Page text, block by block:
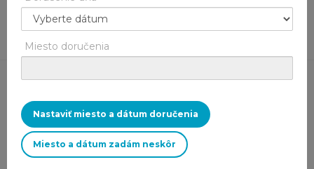
Miesto doručenia
Nastaviť miesto a dátum doručenia
Miesto a dátum zadám neskôr
Rybárstvo Stupava, s.r.o.
Rybárstvo Stupava, Park 3597/2A
900 31 Stupava
Slovensko